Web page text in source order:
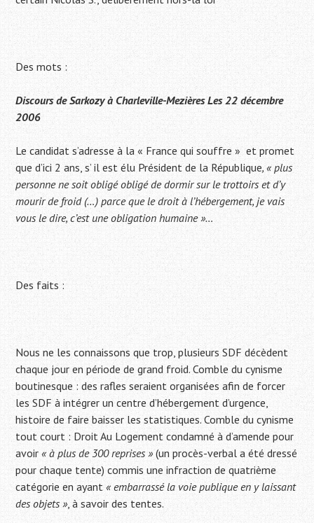
Des mots :
Discours de Sarkozy à Charleville-Mezières Les 22 décembre
2006
Le candidat s’adresse à la « France qui souffre » et promet
que d’ici 2 ans, s’ il est élu Président de la République, « plus
personne ne soit obligé obligé de dormir sur le trottoirs et d’y
mourir de froid (…) parce que le droit à l’hébergement, je vais
vous le dire, c’est une obligation humaine »…
Des faits :
Nous ne les connaissons que trop, plusieurs SDF décèdent
chaque jour en période de grand froid. Comble du cynisme
boutinesque : des rafles seraient organisées afin de forcer
les SDF à intégrer un centre d’hébergement d’urgence,
histoire de faire baisser les statistiques. Comble du cynisme
tout court : Droit Au Logement condamné à d’amende pour
avoir« à plus de 300 reprises »(un procès-verbal a été dressé
pour chaque tente) commis une infraction de quatrième
catégorie en ayant« embarrassé la voie publique en y laissant
des objets », à savoir des tentes.